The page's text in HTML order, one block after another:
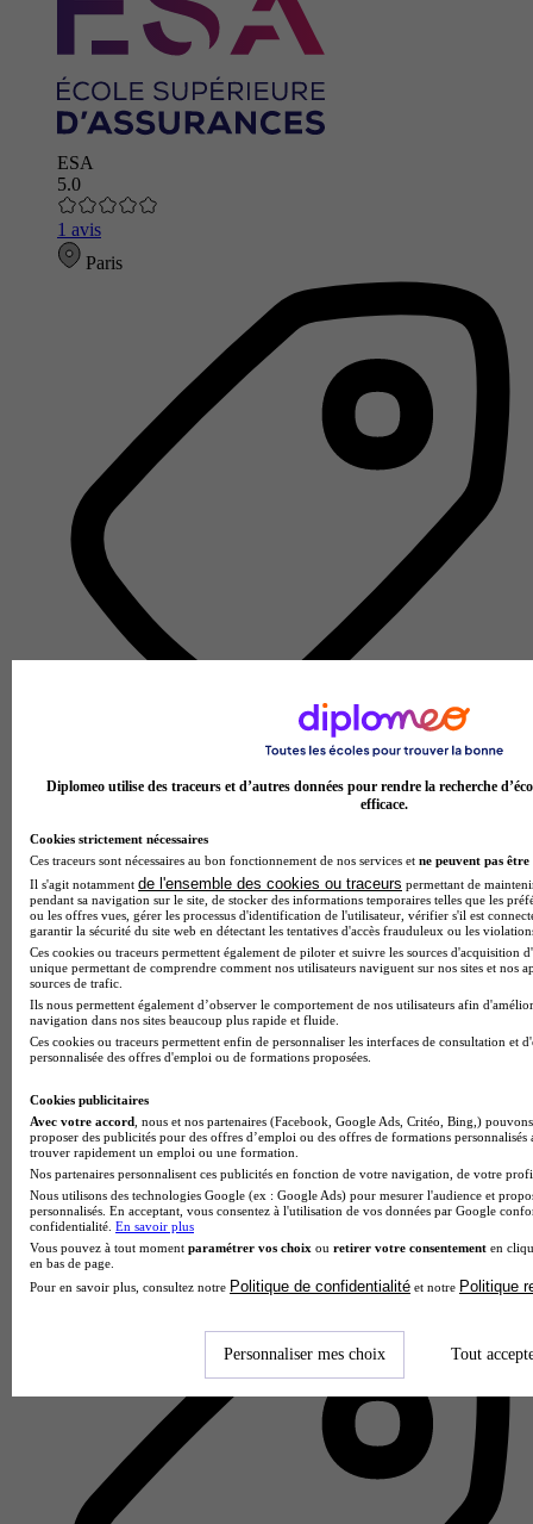
ESA
5.0
1 avis
Paris
Voir l’établissement
H3 Campus Cergy Pontoise
Aucun avis
Cergy
Diplomeo utilise des traceurs et d’autres données pour rendre la recherche
efficace.
Cookies strictement nécessaires
Ces traceurs sont nécessaires au bon fonctionnement de nos services et ne peuvent pas être
Il s'agit notamment de l'ensemble des cookies ou traceurs permettant de
pendant sa navigation sur le site, de stocker des informations temporaires telles que les
ou les offres vues, gérer les processus d'identification de l'utilisateur, vérifier s'il est
garantir la sécurité du site web en détectant les tentatives d'accès frauduleux ou les
Ces cookies ou traceurs permettent également de piloter et suivre les sources d'acquisition
unique permettant de comprendre comment nos utilisateurs naviguent sur nos sites et nos
sources de trafic.
Ils nous permettent également d’observer le comportement de nos utilisateurs afin
navigation dans nos sites beaucoup plus rapide et fluide.
Ces cookies ou traceurs permettent enfin de personnaliser les interfaces de consultation et
personnalisée des offres d'emploi ou de formations proposées.
Cookies publicitaires
Avec votre accord , nous et nos partenaires (Facebook, Google Ads, Critéo, Bing,)
proposer des publicités pour des offres d’emploi ou des offres de formations
trouver rapidement un emploi ou une formation.
Nos partenaires personnalisent ces publicités en fonction de votre navigation, de votre
Nous utilisons des technologies Google (ex : Google Ads) pour mesurer l'audience et
personnalisés. En acceptant, vous consentez à l'utilisation de vos données par Google
confidentialité. En savoir plus
Vous pouvez à tout moment paramétrer vos choix ou retirer votre consentement en
en bas de page.
Pour en savoir plus, consultez notre Politique de confidentialité et notre Politique
Personnaliser mes choix Tout